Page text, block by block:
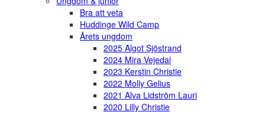
Bra att veta
Huddinge Wild Camp
Årets ungdom
2025 Algot Sjöstrand
2024 Mira Vejedal
2023 Kerstin Christie
2022 Molly Gelius
2021 Alva Lidström Lauri
2020 Lilly Christie